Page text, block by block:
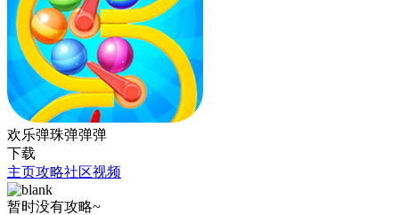
欢乐弹珠弹弹弹
下载
主页攻略社区视频
暂时没有攻略~